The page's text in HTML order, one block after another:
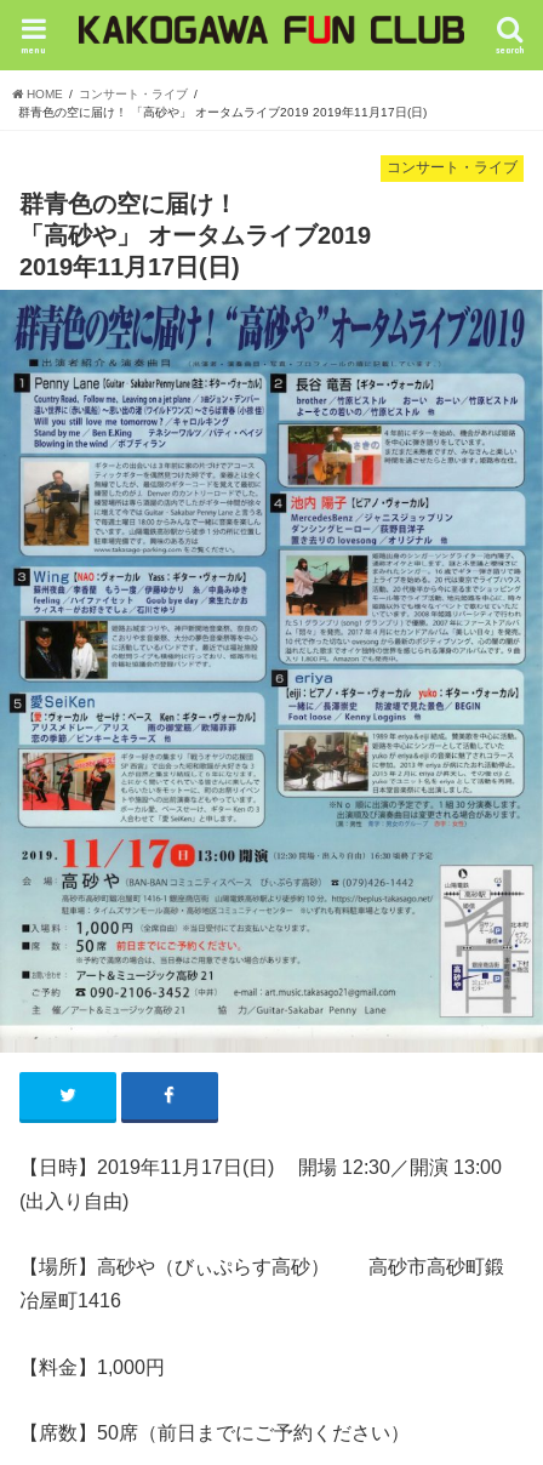
search
menu
HOME
コンサート・ライブ
群青色の空に届け！ 「高砂や」 オータムライブ2019 2019年11月17日(日)
コンサート・ライブ
群青色の空に届け！
「高砂や」 オータムライブ2019
2019年11月17日(日)
【日時】2019年11月17日(日)
開場 12:30／開演 13:00
(出入り自由)
【場所】高砂や（びぃぷらす高砂） 高砂市高砂町鍛
冶屋町1416
【料金】1,000円
【席数】50席（前日までにご予約ください）